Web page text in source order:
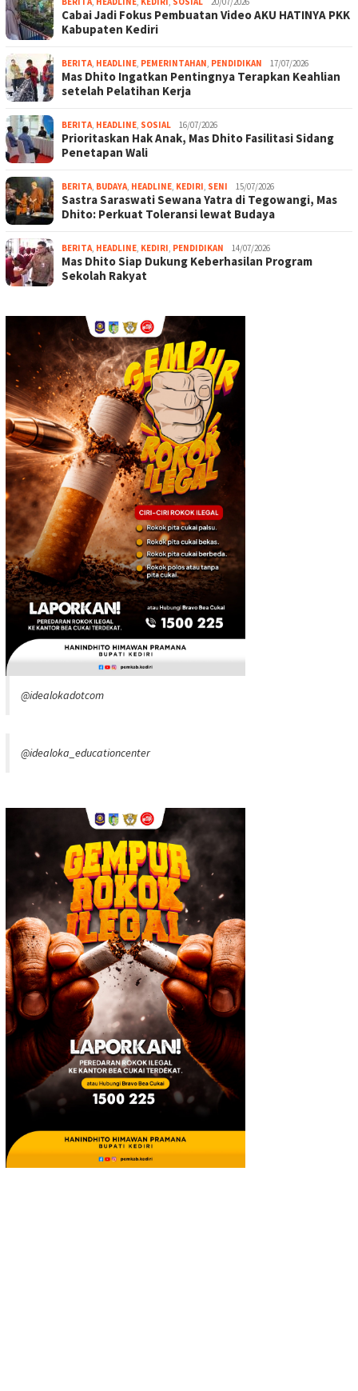
Cabai Jadi Fokus Pembuatan Video AKU HATINYA PKK
Kabupaten Kediri
BERITA, HEADLINE, PEMERINTAHAN, PENDIDIKAN 17/07/2026
Mas Dhito Ingatkan Pentingnya Terapkan Keahlian
setelah Pelatihan Kerja
BERITA, HEADLINE, SOSIAL 16/07/2026
Prioritaskan Hak Anak, Mas Dhito Fasilitasi Sidang
Penetapan Wali
BERITA, BUDAYA, HEADLINE, KEDIRI, SENI 15/07/2026
Sastra Saraswati Sewana Yatra di Tegowangi, Mas
Dhito: Perkuat Toleransi lewat Budaya
BERITA, HEADLINE, KEDIRI, PENDIDIKAN 14/07/2026
Mas Dhito Siap Dukung Keberhasilan Program
Sekolah Rakyat
@idealokadotcom
@idealoka_educationcenter